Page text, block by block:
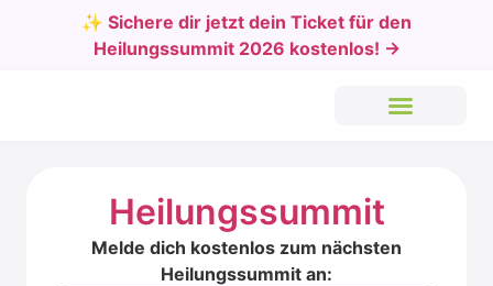
✨ Sichere dir jetzt dein Ticket für den
Heilungssummit 2026 kostenlos! →
Heilungssummit
Melde dich kostenlos zum nächsten
Heilungssummit an: